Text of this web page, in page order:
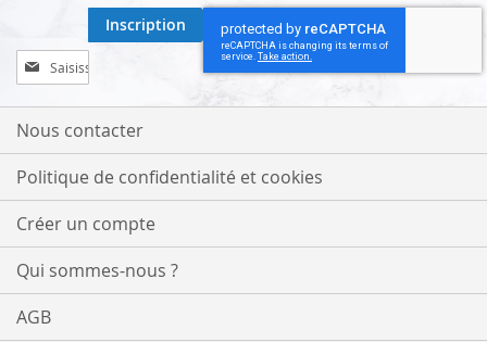
Inscription
à
notre
lettre
:
Inscription
Nous contacter
Politique de confidentialité et cookies
Créer un compte
Qui sommes-nous ?
AGB